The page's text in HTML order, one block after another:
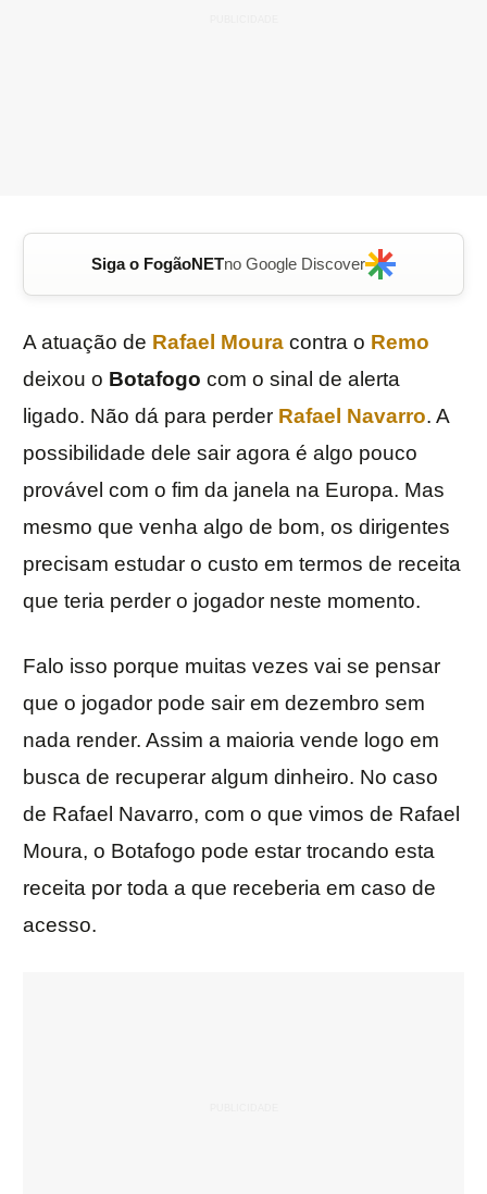
Siga o FogãoNETno Google Discover
A atuação de Rafael Moura contra o Remo
deixou o Botafogo com o sinal de alerta
ligado. Não dá para perder Rafael Navarro. A
possibilidade dele sair agora é algo pouco
provável com o fim da janela na Europa. Mas
mesmo que venha algo de bom, os dirigentes
precisam estudar o custo em termos de receita
que teria perder o jogador neste momento.
Falo isso porque muitas vezes vai se pensar
que o jogador pode sair em dezembro sem
nada render. Assim a maioria vende logo em
busca de recuperar algum dinheiro. No caso
de Rafael Navarro, com o que vimos de Rafael
Moura, o Botafogo pode estar trocando esta
receita por toda a que receberia em caso de
acesso.